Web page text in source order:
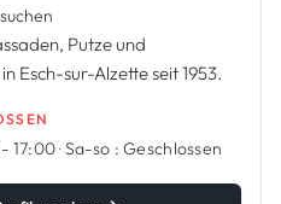
Putze und
Esch-sur-Alzette seit 1953.
17:00·Sa-so : Geschlossen